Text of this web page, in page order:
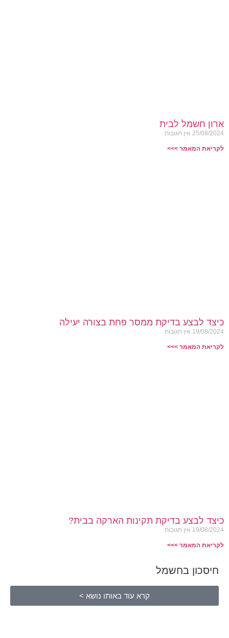
ארון חשמל לבית
25/08/2024 אין תגובות
לקריאת המאמר >>>
כיצד לבצע בדיקת ממסר פחת בצורה יעילה
19/08/2024 אין תגובות
לקריאת המאמר >>>
כיצד לבצע בדיקת תקינות הארקה בבית?
19/08/2024 אין תגובות
לקריאת המאמר >>>
חיסכון בחשמל
קרא עוד באותו נושא >